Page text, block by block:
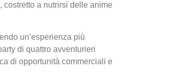
a nutrirsi delle anime
un’esperienza più
di quattro avventurieri
di opportunità commerciali e